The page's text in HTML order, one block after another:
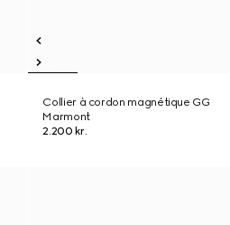
Collier à cordon magnétique GG
Marmont
2.200 kr.